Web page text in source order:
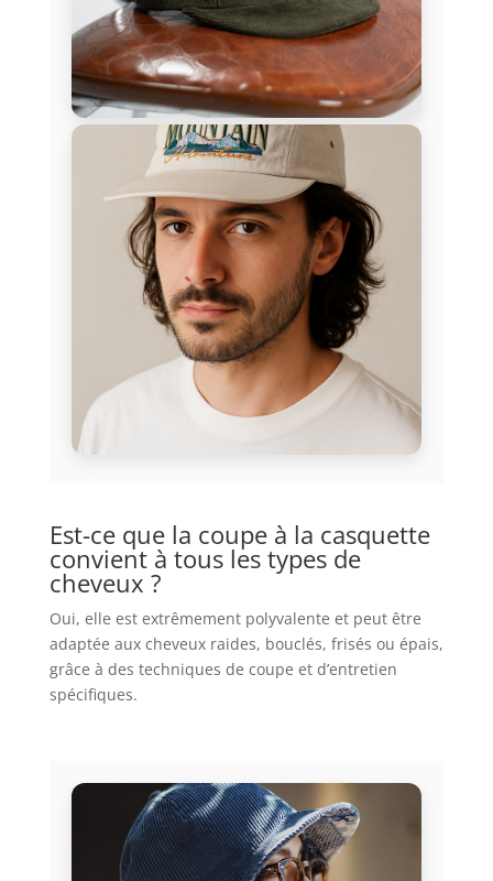
Est-ce que la coupe à la casquette
convient à tous les types de
cheveux ?
Oui, elle est extrêmement polyvalente et peut être
adaptée aux cheveux raides, bouclés, frisés ou épais,
grâce à des techniques de coupe et d’entretien
spécifiques.